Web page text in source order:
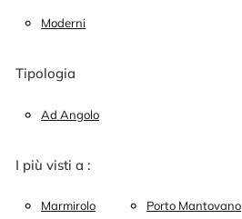
Moderni
Tipologia
Ad Angolo
I più visti a :
Marmirolo Porto Mantovano